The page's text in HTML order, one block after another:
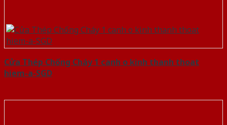
Cửa Thép Chống Cháy 1 canh o kinh thanh thoat
hiem-a-SGD